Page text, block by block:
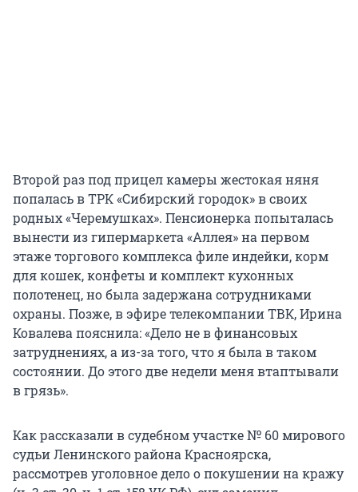
Второй раз под прицел камеры жестокая няня
попалась в ТРК «Сибирский городок» в своих
родных «Черемушках». Пенсионерка попыталась
вынести из гипермаркета «Аллея» на первом
этаже торгового комплекса филе индейки, корм
для кошек, конфеты и комплект кухонных
полотенец, но была задержана сотрудниками
охраны. Позже, в эфире телекомпании ТВК, Ирина
Ковалева пояснила: «Дело не в финансовых
затруднениях, а из-за того, что я была в таком
состоянии. До этого две недели меня втаптывали
в грязь».
Как рассказали в судебном участке № 60 мирового
судьи Ленинского района Красноярска,
рассмотрев уголовное дело о покушении на кражу